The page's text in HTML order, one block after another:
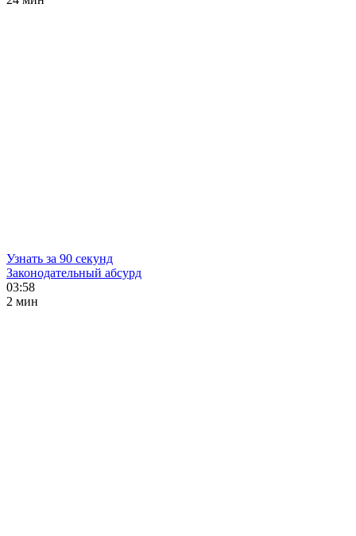
Узнать за 90 секунд
Законодательный абсурд
03:58
2 мин